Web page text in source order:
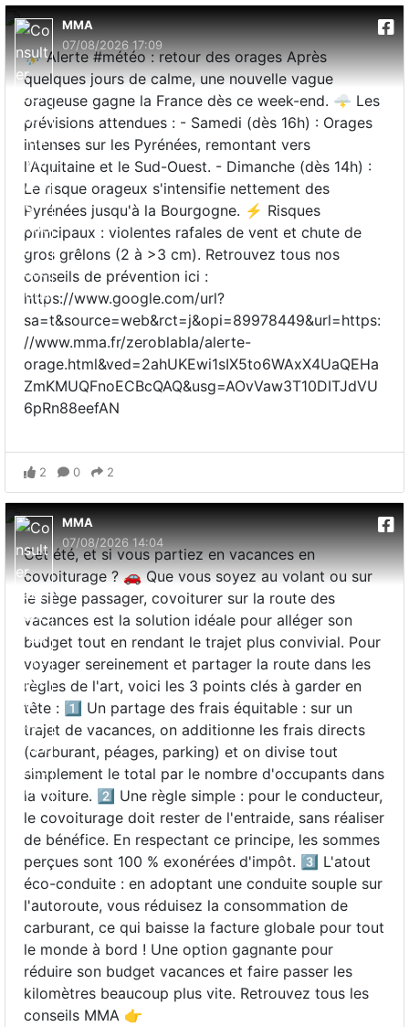
MMA
07/08/2026 17:09
⛈️ Alerte #météo : retour des orages Après
quelques jours de calme, une nouvelle vague
orageuse gagne la France dès ce week-end. 🌩️ Les
prévisions attendues : - Samedi (dès 16h) : Orages
intenses sur les Pyrénées, remontant vers
l'Aquitaine et le Sud-Ouest. - Dimanche (dès 14h) :
Le risque orageux s'intensifie nettement des
Pyrénées jusqu'à la Bourgogne. ⚡ Risques
principaux : violentes rafales de vent et chute de
gros grêlons (2 à >3 cm). Retrouvez tous nos
conseils de prévention ici :
https://www.google.com/url?
sa=t&source=web&rct=j&opi=89978449&url=https:
//www.mma.fr/zeroblabla/alerte-
orage.html&ved=2ahUKEwi1sIX5to6WAxX4UaQEHa
ZmKMUQFnoECBcQAQ&usg=AOvVaw3T10DITJdVU
6pRn88eefAN
2 0 2
MMA
07/08/2026 14:04
Cet été, et si vous partiez en vacances en
covoiturage ? 🚗 Que vous soyez au volant ou sur
le siège passager, covoiturer sur la route des
vacances est la solution idéale pour alléger son
budget tout en rendant le trajet plus convivial. Pour
voyager sereinement et partager la route dans les
règles de l'art, voici les 3 points clés à garder en
tête : 1️⃣ Un partage des frais équitable : sur un
trajet de vacances, on additionne les frais directs
(carburant, péages, parking) et on divise tout
simplement le total par le nombre d'occupants dans
la voiture. 2️⃣ Une règle simple : pour le conducteur,
le covoiturage doit rester de l'entraide, sans réaliser
de bénéfice. En respectant ce principe, les sommes
perçues sont 100 % exonérées d'impôt. 3️⃣ L'atout
éco-conduite : en adoptant une conduite souple sur
l'autoroute, vous réduisez la consommation de
carburant, ce qui baisse la facture globale pour tout
le monde à bord ! Une option gagnante pour
réduire son budget vacances et faire passer les
kilomètres beaucoup plus vite. Retrouvez tous les
conseils MMA 👉